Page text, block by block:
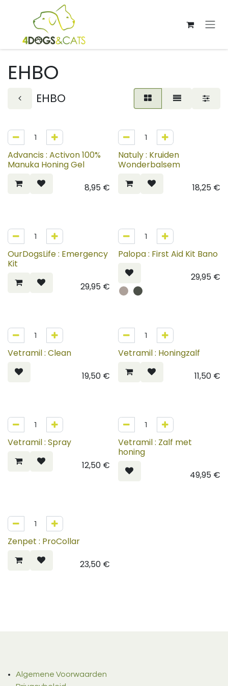
Overslaan naar inhoud
EHBO
EHBO
Advancis : Activon 100%
Manuka Honing Gel
8,95€
Natuly : Kruiden
Wonderbalsem
18,25€
OurDogsLife : Emergency
Kit
29,95€
Palopa : First Aid Kit Bano
29,95€
Vetramil : Clean
19,50€
Vetramil : Honingzalf
11,50€
Vetramil : Spray
12,50€
Vetramil : Zalf met
honing
49,95€
Zenpet : ProCollar
23,50€
Algemene Voorwaarden